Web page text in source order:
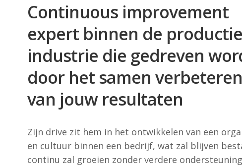
Continuous improvement
expert binnen de productie
industrie die gedreven
door het samen verbeteren
van jouw resultaten
Zijn drive zit hem in het ontwikkelen van een
en cultuur binnen een bedrijf, wat zal blijven
continu zal groeien zonder verdere